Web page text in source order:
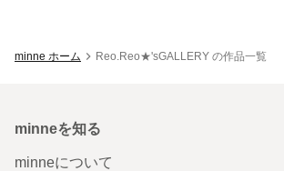
minne ホーム Reo.Reo★'sGALLERY の作品一覧
minneを知る
minneについて